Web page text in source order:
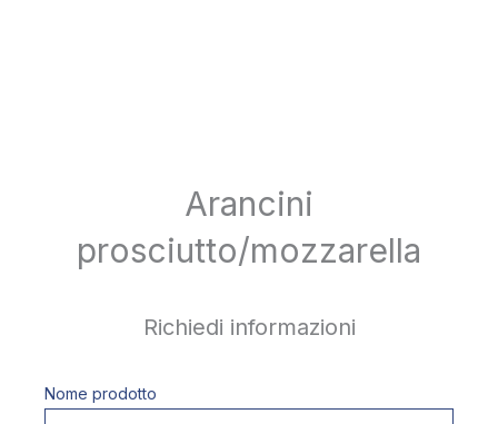
Arancini
prosciutto/mozzarella
Richiedi informazioni
Nome prodotto